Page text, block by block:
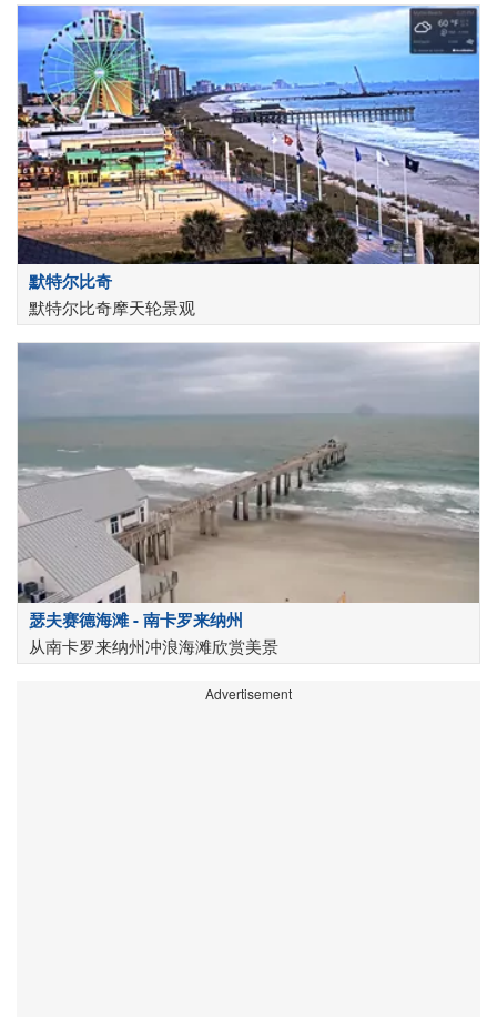
默特尔比奇
默特尔比奇摩天轮景观
瑟夫赛德海滩 - 南卡罗来纳州
从南卡罗来纳州冲浪海滩欣赏美景
Advertisement